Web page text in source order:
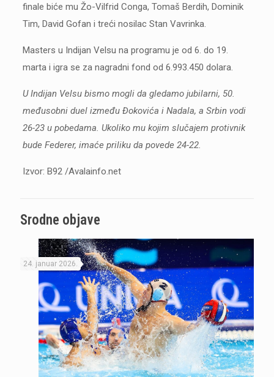
finale biće mu Žo-Vilfrid Conga, Tomaš Berdih, Dominik
Tim, David Gofan i treći nosilac Stan Vavrinka.
Masters u Indijan Velsu na programu je od 6. do 19.
marta i igra se za nagradni fond od 6.993.450 dolara.
U Indijan Velsu bismo mogli da gledamo jubilarni, 50.
međusobni duel između Đokovića i Nadala, a Srbin vodi
26-23 u pobedama. Ukoliko mu kojim slučajem protivnik
bude Federer, imaće priliku da povede 24-22.
Izvor: B92 /Avalainfo.net
Srodne objave
24. januar 2026.